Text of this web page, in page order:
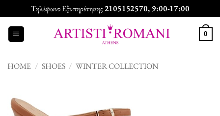
to
content
Τηλέφωνο Εξυπηρέτησης2105152570, 9:00-17:00
0
HOME / SHOES / WINTER COLLECTION